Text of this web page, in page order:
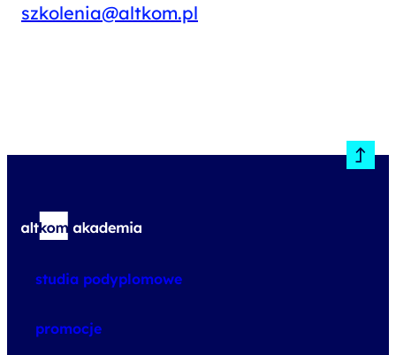
szkolenia@altkom.pl
studia podyplomowe
promocje